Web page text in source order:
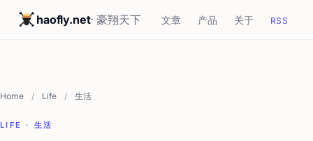
haofly.net· 豪翔天下 文章 产品 关于 RSS
Home / Life / 生活
LIFE · 生活